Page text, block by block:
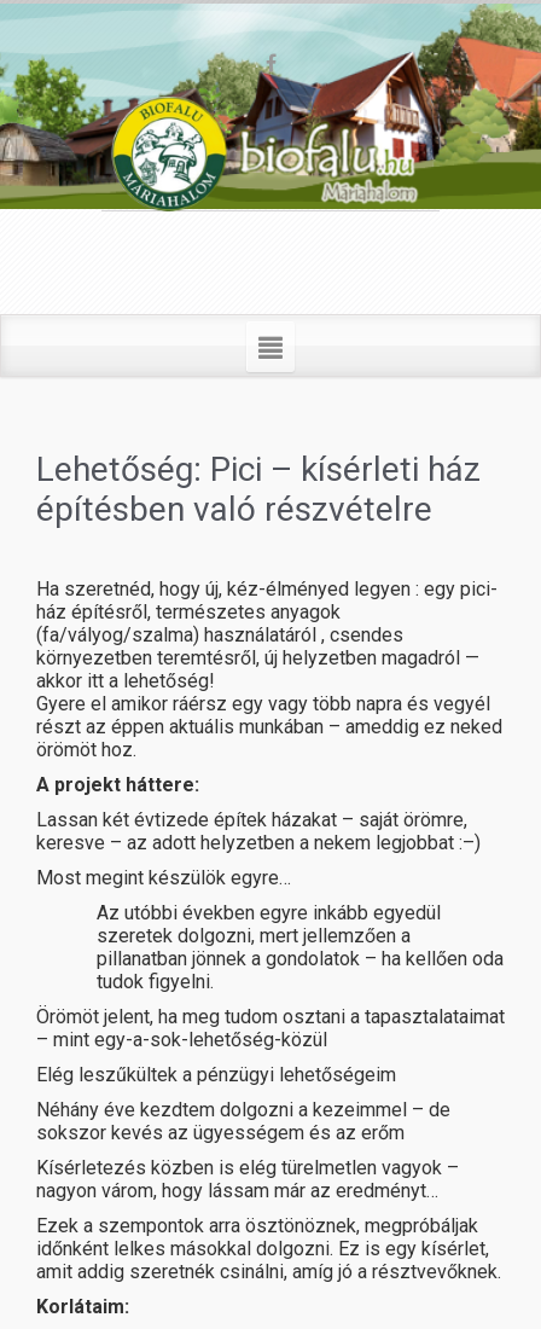
Lehetőség: Pici – kísérleti ház
építésben való részvételre
Ha szeretnéd, hogy új, kéz-élményed legyen : egy pici-
ház építésről, természetes anyagok
(fa/vályog/szalma) használatáról , csendes
környezetben teremtésről, új helyzetben magadról —
akkor itt a lehetőség!
Gyere el amikor ráérsz egy vagy több napra és vegyél
részt az éppen aktuális munkában – ameddig ez neked
örömöt hoz.
A projekt háttere:
Lassan két évtizede építek házakat – saját örömre,
keresve – az adott helyzetben a nekem legjobbat :–)
Most megint készülök egyre…
Az utóbbi években egyre inkább egyedül
szeretek dolgozni, mert jellemzően a
pillanatban jönnek a gondolatok – ha kellően oda
tudok figyelni.
Örömöt jelent, ha meg tudom osztani a tapasztalataimat
– mint egy-a-sok-lehetőség-közül
Elég leszűkültek a pénzügyi lehetőségeim
Néhány éve kezdtem dolgozni a kezeimmel – de
sokszor kevés az ügyességem és az erőm
Kísérletezés közben is elég türelmetlen vagyok –
nagyon várom, hogy lássam már az eredményt…
Ezek a szempontok arra ösztönöznek, megpróbáljak
időnként lelkes másokkal dolgozni. Ez is egy kísérlet,
amit addig szeretnék csinálni, amíg jó a résztvevőknek.
Korlátaim: